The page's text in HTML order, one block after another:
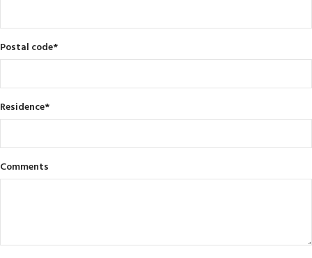
Postal code*
Residence*
Comments